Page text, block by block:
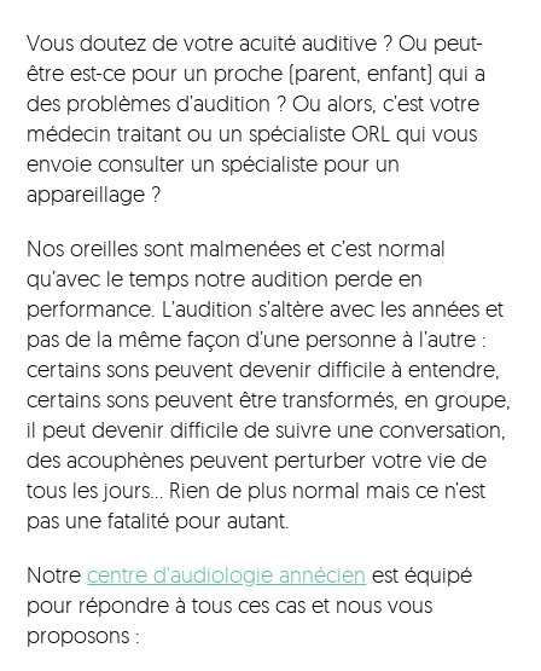
Vous doutez de votre acuité auditive ? Ou peut-
être est-ce pour un proche (parent, enfant) qui a
des problèmes d’audition ? Ou alors, c’est votre
médecin traitant ou un spécialiste ORL qui vous
envoie consulter un spécialiste pour un
appareillage ?
Nos oreilles sont malmenées et c’est normal
qu’avec le temps notre audition perde en
performance. L’audition s’altère avec les années et
pas de la même façon d’une personne à l’autre :
certains sons peuvent devenir difficile à entendre,
certains sons peuvent être transformés, en groupe,
il peut devenir difficile de suivre une conversation,
des acouphènes peuvent perturber votre vie de
tous les jours… Rien de plus normal mais ce n’est
pas une fatalité pour autant.
Notrecentre d’audiologie annécien est équipé
pour répondre à tous ces cas et nous vous
proposons :